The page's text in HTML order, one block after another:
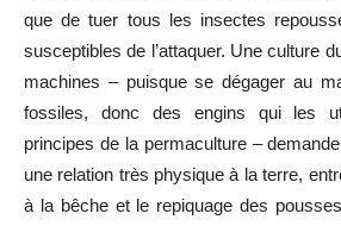
que de tuer tous les insectes
susceptibles de l’attaquer. Une culture
machines – puisque se dégager au
fossiles, donc des engins qui les
principes de la permaculture –
une relation très physique à la terre,
à la bêche et le repiquage des